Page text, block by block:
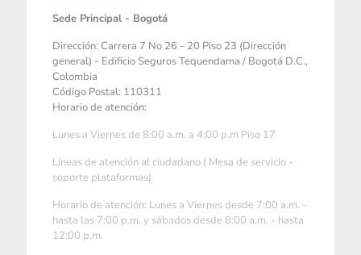
Sede Principal - Bogotá
Dirección: Carrera 7 No 26 - 20 Piso 23 (Dirección
general) - Edificio Seguros Tequendama / Bogotá D.C.,
Colombia
Código Postal: 110311
Horario de atención:
Lunes a Viernes de 8:00 a.m. a 4:00 p.m Piso 17
Líneas de atención al ciudadano ( Mesa de servicio -
soporte plataformas)
Horario de atención: Lunes a Viernes desde 7:00 a.m. –
hasta las 7:00 p.m. y sábados desde 8:00 a.m. - hasta
12:00 p.m.